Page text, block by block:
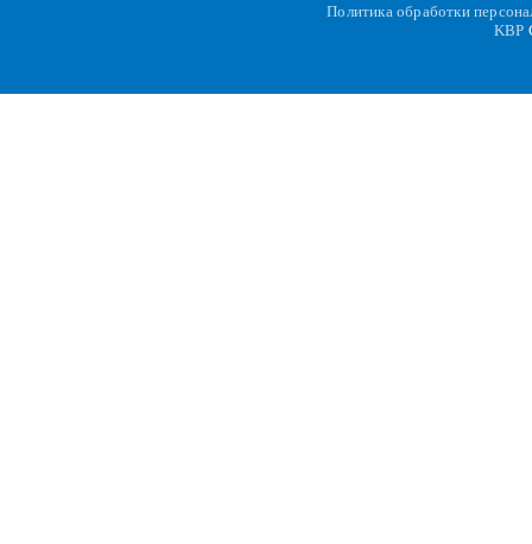
Политика обработки
KBP